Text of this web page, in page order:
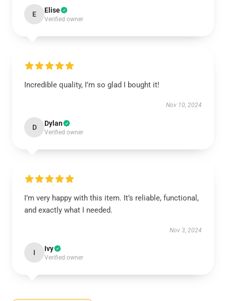
E Elise
Verified owner
Incredible quality, I’m so glad I bought it!
Nov 10, 2024
D Dylan
Verified owner
I’m very happy with this item. It’s reliable, functional,
and exactly what I needed.
Nov 3, 2024
I Ivy
Verified owner